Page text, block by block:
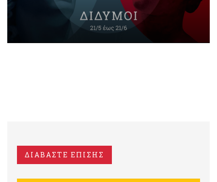
ΔΙΑΒΑΣΤΕ ΕΠΙΣΗΣ